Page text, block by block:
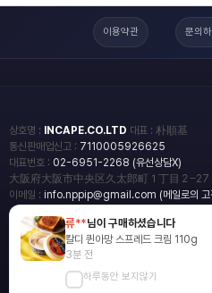
이용약관 문의
상호명 : INCAPE.CO.LTD 대표 : 朴順基
통신판매업신고 : 7110005926625
대표번호 : 02-6951-2268 (유선상담X)
大阪府大阪市中央区久太郎町１丁目２−27
이메일 : info.nppip@gmail.com (메일로의 고
copyright
일본직구쇼핑몰 엔핍
2018 All rights reserved.
blog
류**님이 구매하셨습니다
칼디 퀸아망 스프레드 크림 110g
3분 전
하루동안 보지않기